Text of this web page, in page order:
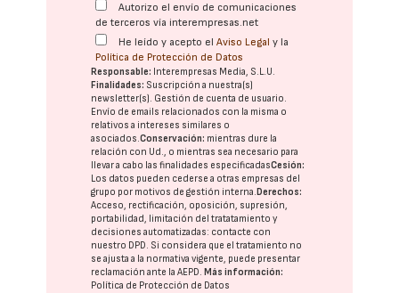
Autorizo el envío de comunicaciones
de terceros vía interempresas.net
He leído y acepto elAviso Legal y la
Política de Protección de Datos
Responsable: Interempresas Media, S.L.U.
Finalidades: Suscripción a nuestra(s)
newsletter(s). Gestión de cuenta de usuario.
Envío de emails relacionados con la misma o
relativos a intereses similares o
asociados.Conservación: mientras dure la
relación con Ud., o mientras sea necesario para
llevar a cabo las finalidades especificadasCesión:
Los datos pueden cederse a otras empresas del
grupo por motivos de gestión interna. Derechos:
Acceso, rectificación, oposición, supresión,
portabilidad, limitación del tratatamiento y
decisiones automatizadas: contacte con
nuestro DPD. Si considera que el tratamiento no
se ajusta a la normativa vigente, puede presentar
reclamación ante laAEPD. Más información:
Política de Protección de Datos